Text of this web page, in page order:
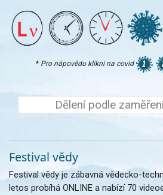
* Pro nápovědu klikni na covid
Dělení podle
Festival vědy
Festival vědy je zábavná vědecko-
letos probíhá ONLINE a nabízí 70